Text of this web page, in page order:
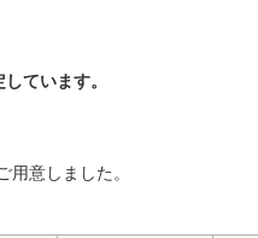
ています。
意しました。